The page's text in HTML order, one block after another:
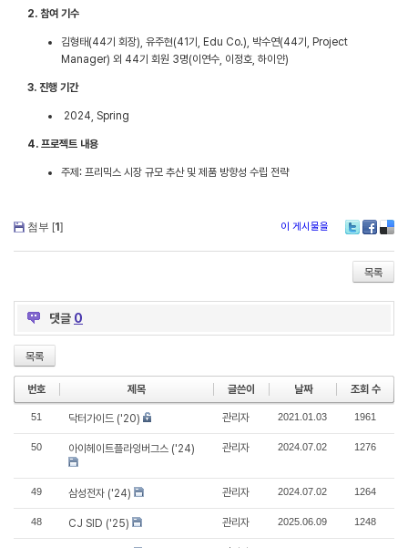
2. 참여 기수
김형태(44기 회장), 유주현(41기, Edu Co.), 박수연(44기, Project
Manager) 외 44기 회원 3명(이연수, 이정호, 하이얀)
3. 진행 기간
2024, Spring
4. 프로젝트 내용
주제: 프리믹스 시장 규모 추산 및 제품 방향성 수립 전략
첨부 [1 ] 이 게시물을
목록
댓글 0
목록
번호 제목 글쓴이 날짜 조회 수
51 닥터가이드 ('20) 관리자 2021.01.03 1961
50 아이헤이트플라잉버그스 ('24) 관리자 2024.07.02 1276
49 삼성전자 ('24) 관리자 2024.07.02 1264
48 CJ SID ('25) 관리자 2025.06.09 1248